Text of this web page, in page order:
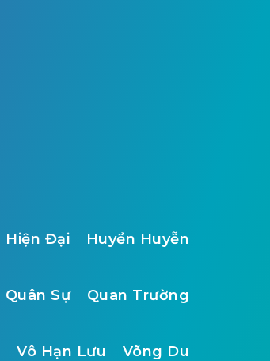
Hiện Đại Huyền Huyễn
Quân Sự Quan Trường
Vô Hạn Lưu Võng Du